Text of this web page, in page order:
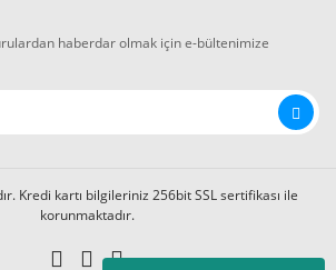
haberdar olmak için e-bültenimize
Kredi kartı bilgileriniz 256bit SSL sertifikası ile
korunmaktadır.